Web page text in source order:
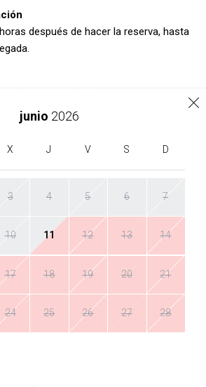
después de hacer la reserva, hasta
junio 2026
X J V S D
3 4 5 6 7
10 11 12 13 14
17 18 19 20 21
24 25 26 27 28